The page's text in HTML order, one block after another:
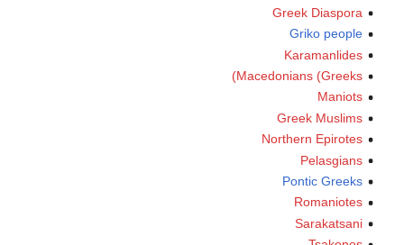
Greek Diaspora
Griko people
Karamanlides
Macedonians (Greeks)
Maniots
Greek Muslims
Northern Epirotes
Pelasgians
Pontic Greeks
Romaniotes
Sarakatsani